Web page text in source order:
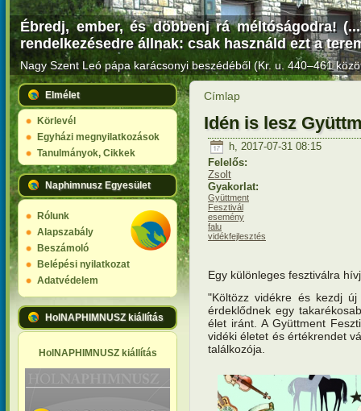
Ébredj, ember, és döbbenj rá méltóságodra!
rendelkezésedre állnak: csak használd ezt a
Nagy Szent Leó pápa karácsonyi beszédéből (Kr. u. 440–461
Elmélet
Körlevél
Egyházi megnyilatkozások
Tanulmányok, Cikkek
Naphimnusz Egyesület
Rólunk
Alapszabály
Beszámoló
Belépési nyilatkozat
Adatvédelem
HolNAPHIMNUSZ kiállítás
HolNAPHIMNUSZ kiállítás
Címlap
Idén is lesz
h, 2017-07-31 08:15
Felelős:
Zsolt
Gyakorlat:
Gyüttment
Fesztivál
esemény
falu
vidékfejlesztés
Egy különleges fesztiválra
"Költözz vidékre és kezdj
érdeklődnek egy
élet iránt. A Gyüttment
vidéki életet és értékrendet
találkozója.